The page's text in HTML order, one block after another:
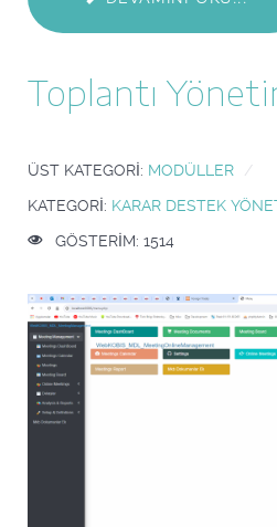
Toplantı
ÜST KATEGORI: MODÜLLER
KATEGORI: KARAR DESTEK
GÖSTERIM: 1514